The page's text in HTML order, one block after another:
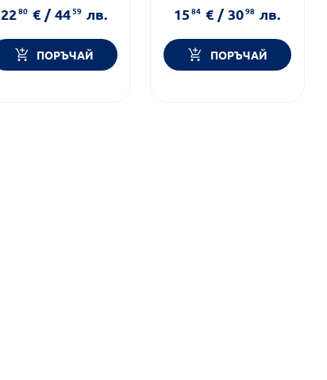
Функционалност:
Раздразнения
2280 € / 4459 лв.
ПОРЪЧАЙ
Форма на продукта:
1584 € / 3098 лв.
ПОРЪЧАЙ